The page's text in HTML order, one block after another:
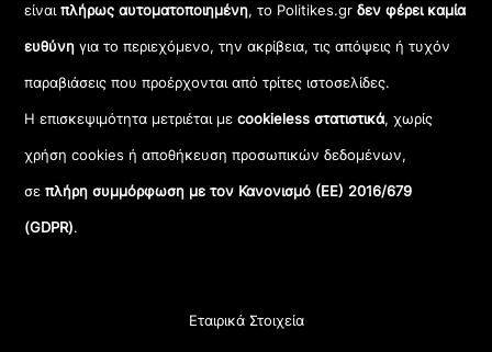
είναιπλήρως αυτοματοποιημένη, το Politikes.grδεν φέρει καμία
ευθύνη για το περιεχόμενο, την ακρίβεια, τις απόψεις ή τυχόν
παραβιάσεις που προέρχονται από τρίτες ιστοσελίδες.
Η επισκεψιμότητα μετριέται μεcookieless στατιστικά, χωρίς
χρήση cookies ή αποθήκευση προσωπικών δεδομένων,
σεπλήρη συμμόρφωση με τον Κανονισμό (ΕΕ) 2016/679
(GDPR).
Εταιρικά Στοιχεία